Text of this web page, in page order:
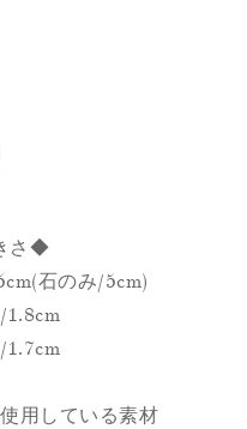
さ◆
石のみ/5cm)
1.8cm
1.7cm
用している素材